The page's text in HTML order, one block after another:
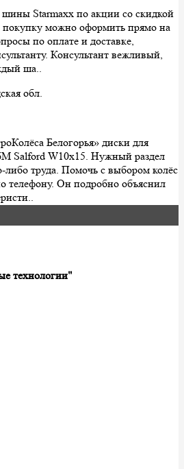
Starmaxx по акции со скидкой
покупку можно оформить прямо на
по оплате и доставке,
Консультант вежливый,
ша..
обл.
Белогорья» диски для
Salford W10х15. Нужный раздел
либо труда. Помочь с выбором колёс
телефону. Он подробно объяснил
технологии"